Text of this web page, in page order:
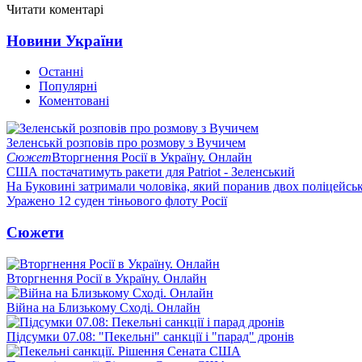
Читати коментарі
Новини України
Останні
Популярні
Коментовані
Зеленськй розповів про розмову з Вучичем
СюжетВторгнення Росії в Україну. Онлайн
США постачатимуть ракети для Patriot - Зеленський
На Буковині затримали чоловіка, який поранив двох
Уражено 12 суден тіньового флоту Росії
Сюжети
Вторгнення Росії в Україну. Онлайн
Війна на Близькому Сході. Онлайн
Підсумки 07.08: "Пекельні" санкції і "парад" дронів